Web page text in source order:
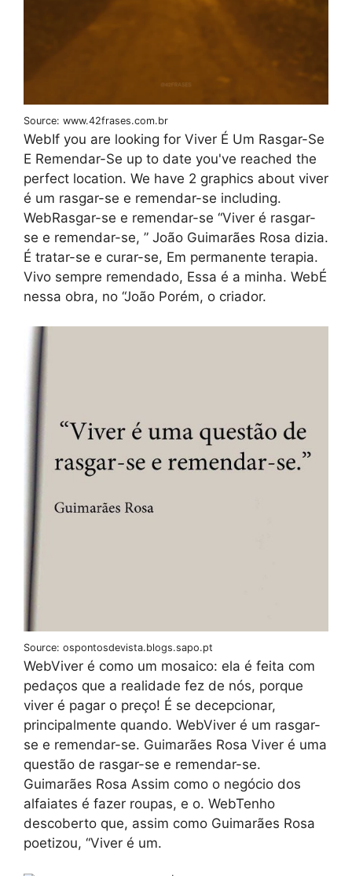
Source: www.42frases.com.br
WebIf you are looking for Viver É Um Rasgar-Se
E Remendar-Se up to date you've reached the
perfect location. We have 2 graphics about viver
é um rasgar-se e remendar-se including.
WebRasgar-se e remendar-se “Viver é rasgar-
se e remendar-se, ” João Guimarães Rosa dizia.
É tratar-se e curar-se, Em permanente terapia.
Vivo sempre remendado, Essa é a minha. WebÉ
nessa obra, no “João Porém, o criador.
Source: ospontosdevista.blogs.sapo.pt
WebViver é como um mosaico: ela é feita com
pedaços que a realidade fez de nós, porque
viver é pagar o preço! É se decepcionar,
principalmente quando. WebViver é um rasgar-
se e remendar-se. Guimarães Rosa Viver é uma
questão de rasgar-se e remendar-se.
Guimarães Rosa Assim como o negócio dos
alfaiates é fazer roupas, e o. WebTenho
descoberto que, assim como Guimarães Rosa
poetizou, “Viver é um.